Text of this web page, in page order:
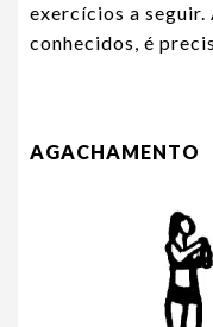
exercícios a seguir.
conhecidos, é
AGACHAMENTO